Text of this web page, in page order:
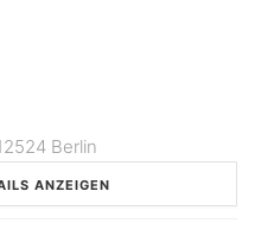
Berlin
ANZEIGEN